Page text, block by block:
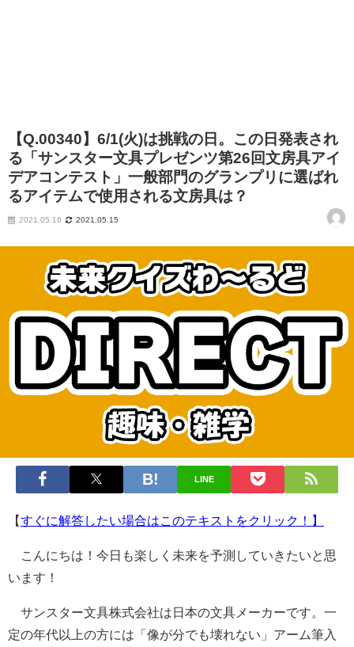
【Q.00340】6/1(火)は挑戦の日。この日発表され
る「サンスター文具プレゼンツ第26回文房具アイ
デアコンテスト」一般部門のグランプリに選ばれ
るアイテムで使用される文房具は？
2021.05.16 2021.05.15
LINE
【すぐに解答したい場合はこのテキストをクリック！】
こんにちは！今日も楽しく未来を予測していきたいと思
います！
サンスター文具株式会社は日本の文具メーカーです。一
定の年代以上の方には「像が分でも壊れない」アーム筆入